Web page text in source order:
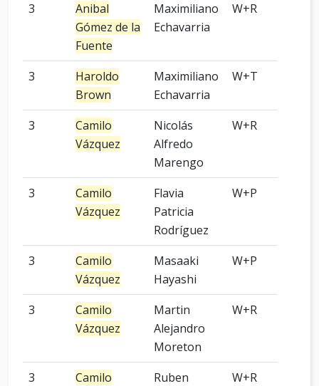
3
Anibal
Gómez de la
Fuente
Maximiliano
Echavarria
W+R
3
Haroldo
Brown
Maximiliano
Echavarria
W+T
3
Camilo
Vázquez
Nicolás
Alfredo
Marengo
W+R
3
Camilo
Vázquez
Flavia
Patricia
Rodríguez
W+P
3
Camilo
Vázquez
Masaaki
Hayashi
W+P
3
Camilo
Vázquez
Martin
Alejandro
Moreton
W+R
3
Camilo
Ruben
W+R